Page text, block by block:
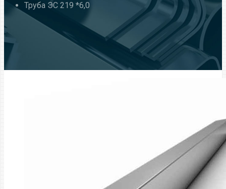
Труба ЭС 219 *6,0